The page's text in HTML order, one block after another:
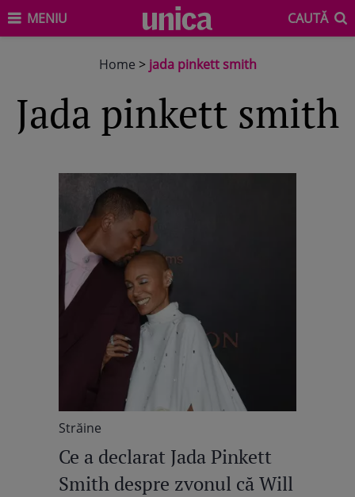
MENIU CAUTĂ
Home > jada pinkett smith
jada pinkett smith
Străine
Ce a declarat Jada Pinkett
Smith despre zvonul că Will